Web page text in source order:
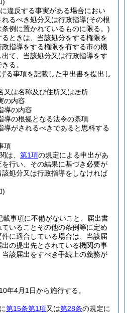
違反する事実がある場合におい
るべき処分又は行政指導(その根
例に置かれているものに限る。)
ときは、当該処分をする権限を
指導をする権限を有する市の機
て、当該処分又は行政指導をす
る。
る事項を記載した申出書を提出し
又は名称及び住所又は居所
の内容
導の内容
導の根拠となる法令の条項
導がされるべきであると思料する
項
は、 第1項の規定による申出があ
行い、その結果に基づき必要が
処分又は行政指導をしなければ
)
載事項に不備がないこと、届出書
いることその他の条例等に定め
に適合している場合は、当該届
の提出先とされている機関の事
該届出をすべき手続上の義務が
年4月1日から施行する。
第15条第1項又は第28条の規定に